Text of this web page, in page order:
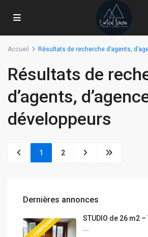
Accueil Résultats de recherche d’agents,
Résultats de
d’agents,
développeurs
1 2
Dernières annonces
STUDIO de 26 m2 –
...